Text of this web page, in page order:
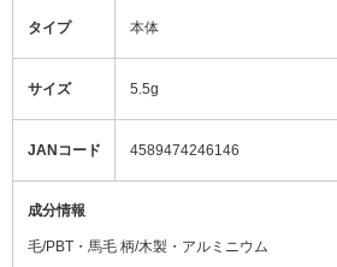
タイプ 本体
サイズ 5.5g
JANコード 4589474246146
成分情報
毛/PBT・馬毛 柄/木製・アルミニウム